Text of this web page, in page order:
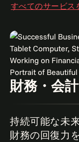
すべてのサービス
財務・会
持続可能な未
財務の回復力